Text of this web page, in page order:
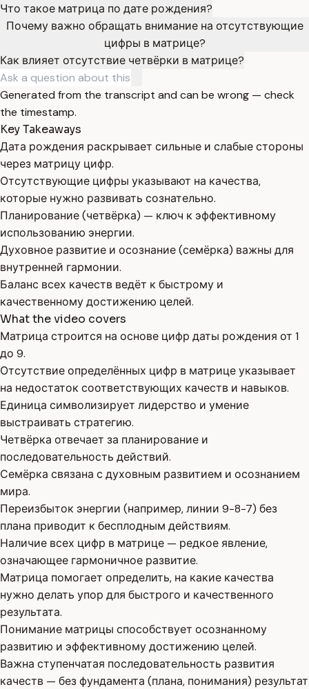
Что такое матрица по дате рождения?
Почему важно обращать внимание на отсутствующие
цифры в матрице?
Как влияет отсутствие четвёрки в матрице?
Generated from the transcript and can be wrong — check
the timestamp.
Key Takeaways
Дата рождения раскрывает сильные и слабые стороны
через матрицу цифр.
Отсутствующие цифры указывают на качества,
которые нужно развивать сознательно.
Планирование (четвёрка) — ключ к эффективному
использованию энергии.
Духовное развитие и осознание (семёрка) важны для
внутренней гармонии.
Баланс всех качеств ведёт к быстрому и
качественному достижению целей.
What the video covers
Матрица строится на основе цифр даты рождения от 1
до 9.
Отсутствие определённых цифр в матрице указывает
на недостаток соответствующих качеств и навыков.
Единица символизирует лидерство и умение
выстраивать стратегию.
Четвёрка отвечает за планирование и
последовательность действий.
Семёрка связана с духовным развитием и осознанием
мира.
Переизбыток энергии (например, линии 9-8-7) без
плана приводит к бесплодным действиям.
Наличие всех цифр в матрице — редкое явление,
означающее гармоничное развитие.
Матрица помогает определить, на какие качества
нужно делать упор для быстрого и качественного
результата.
Понимание матрицы способствует осознанному
развитию и эффективному достижению целей.
Важна ступенчатая последовательность развития
качеств — без фундамента (плана, понимания) результат